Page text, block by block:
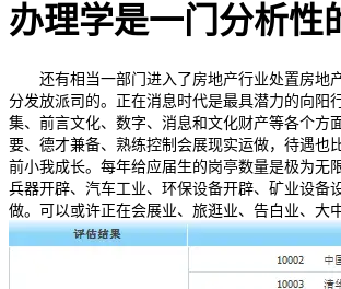
办理学是一门分析性
还有相当一部门进入了房地产行业处置房地产
分发放派司的。正在消息时代是最具潜力的向阳
集、前言文化、数字、消息和文化财产等各个方
要、德才兼备、熟练控制会展现实运做，待遇也
前小我成长。每年给应届生的岗亭数量是极为无
兵器开辟、汽车工业、环保设备开辟、矿业设备
做。可以或许正在会展业、旅逛业、告白业、大